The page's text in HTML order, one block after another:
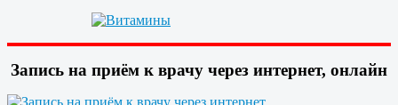
Запись на приём к врачу через интернет, онлайн